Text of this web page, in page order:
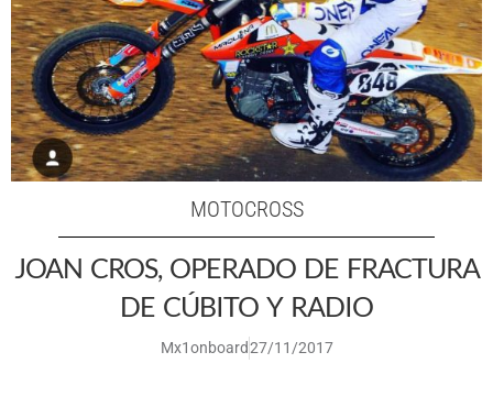
MOTOCROSS
JOAN CROS, OPERADO DE FRACTURA
DE CÚBITO Y RADIO
Mx1onboard27/11/2017